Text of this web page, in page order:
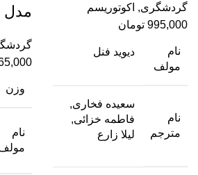
گردشگری, اکوتوریسم
995,000 تومان
نام
مولف
دیوید فنل
نام
مترجم
سعیده فخاری,
فاطمه خزائی,
لیلا زارع
مدل
وزن
نام